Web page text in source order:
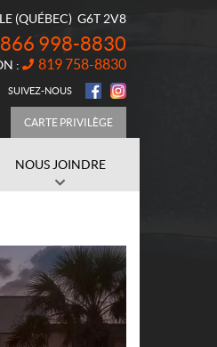
(QUÉBEC) G6T 2V8
998-8830
: 819 758-8830
SUIVEZ-NOUS
CARTE PRIVILÈGE
NOUS JOINDRE